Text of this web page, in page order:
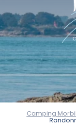
Camping